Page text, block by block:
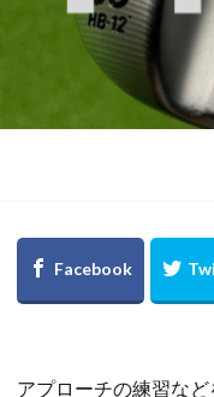
アプローチの練習な